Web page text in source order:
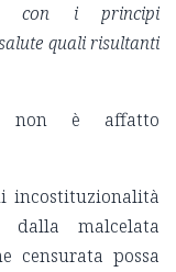
con i principi
quali risultanti
non è affatto
incostituzionalità
dalla malcelata
censurata possa